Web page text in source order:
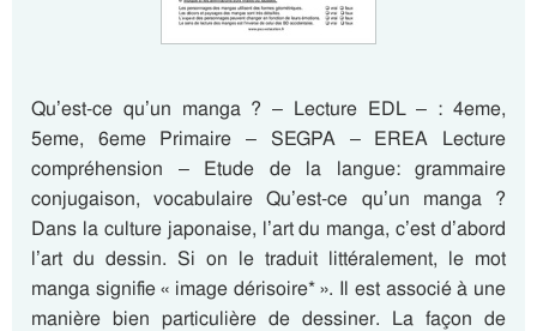
Qu’est-ce qu’un manga ? – Lecture EDL – : 4eme,
5eme, 6eme Primaire – SEGPA – EREA Lecture
compréhension – Etude de la langue: grammaire
conjugaison, vocabulaire Qu’est-ce qu’un manga ?
Dans la culture japonaise, l’art du manga, c’est d’abord
l’art du dessin. Si on le traduit littéralement, le mot
manga signifie « image dérisoire* ». Il est associé à une
manière bien particulière de dessiner. La façon de